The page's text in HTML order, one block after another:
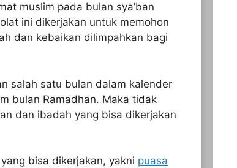
muslim pada bulan sya’ban
ini dikerjakan untuk memohon
dan kebaikan dilimpahkan bagi
salah satu bulan dalam kalender
bulan Ramadhan. Maka tidak
dan ibadah yang bisa dikerjakan
bisa dikerjakan, yakni puasa